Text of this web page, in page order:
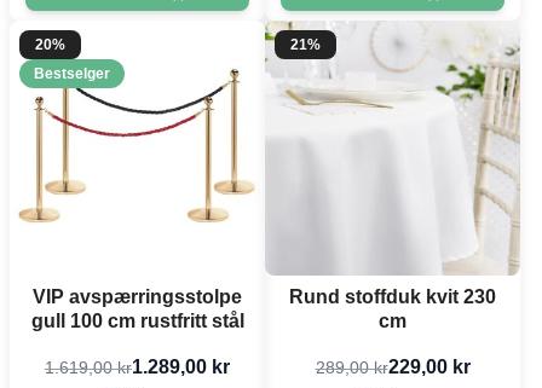
20%
Bestselger
VIP avspærringsstolpe
gull 100 cm rustfritt stål
1.619,00 kr1.289,00 kr
21%
Rund stoffduk kvit 230
cm
289,00 kr229,00 kr